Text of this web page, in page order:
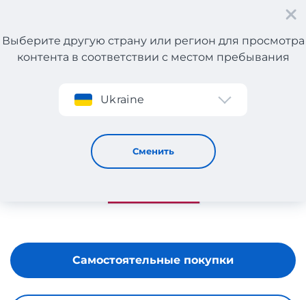
Регистрация
Выберите другую страну или регион для просмотра
контента в соответствии с местом пребывания
Ukraine
Сменить
YammaY
Самостоятельные покупки